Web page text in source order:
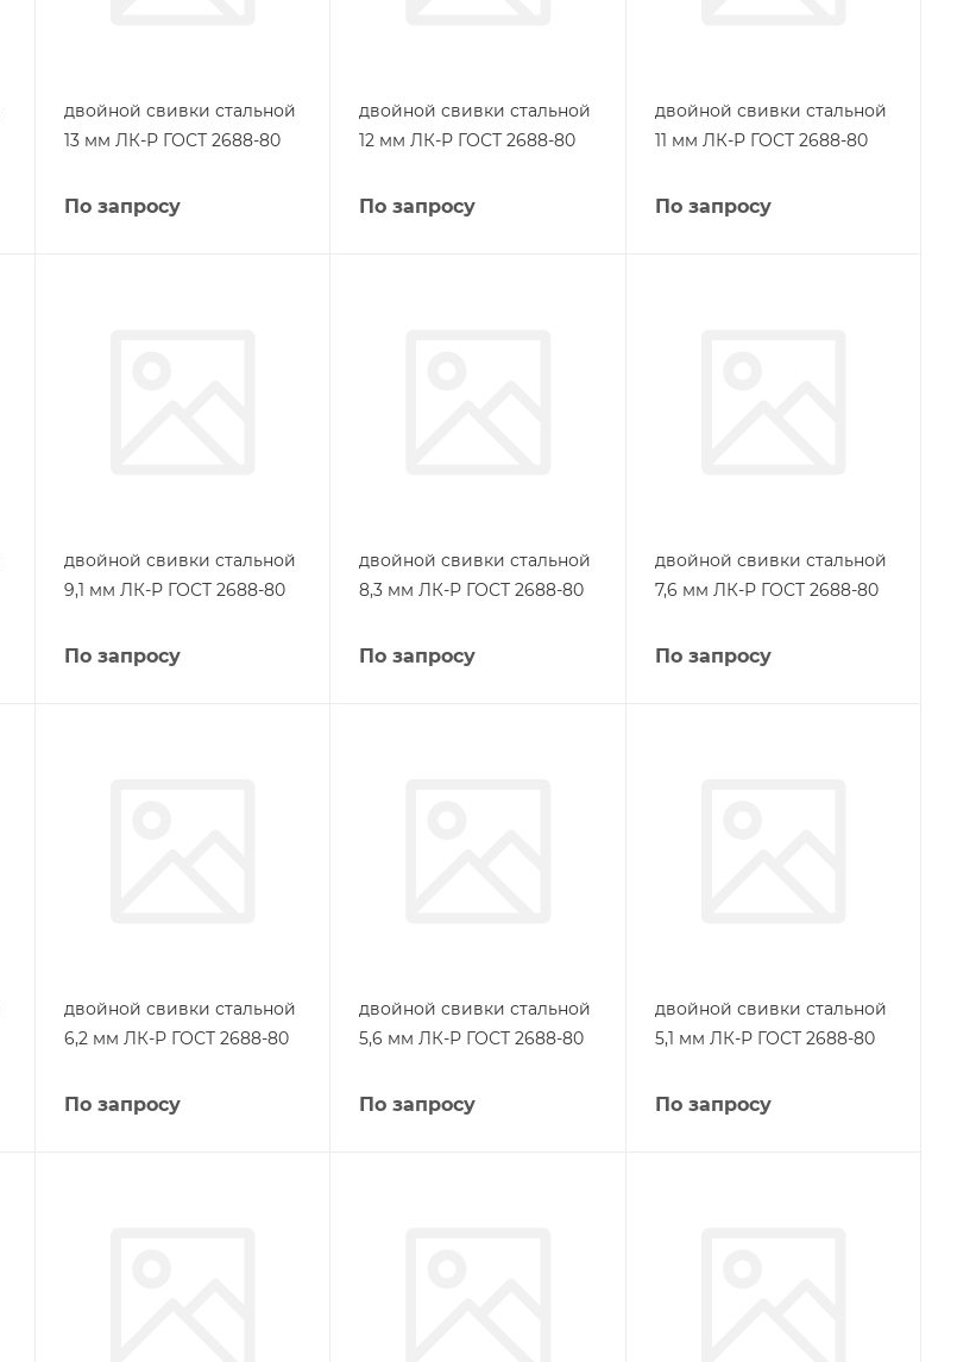
двойной свивки стальной
13 мм ЛК-Р ГОСТ 2688-80
По запросу
двойной свивки стальной
12 мм ЛК-Р ГОСТ 2688-80
По запросу
двойной свивки стальной
11 мм ЛК-Р ГОСТ 2688-80
По запросу
двойной свивки стальной
9,1 мм ЛК-Р ГОСТ 2688-80
По запросу
двойной свивки стальной
8,3 мм ЛК-Р ГОСТ 2688-80
По запросу
двойной свивки стальной
7,6 мм ЛК-Р ГОСТ 2688-80
По запросу
двойной свивки стальной
6,2 мм ЛК-Р ГОСТ 2688-80
По запросу
двойной свивки стальной
5,6 мм ЛК-Р ГОСТ 2688-80
По запросу
двойной свивки стальной
5,1 мм ЛК-Р ГОСТ 2688-80
По запросу